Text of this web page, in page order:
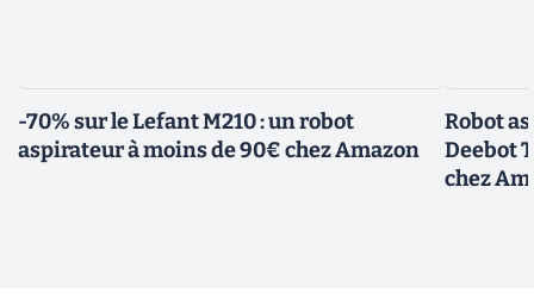
-70% sur le Lefant M210 : un robot
aspirateur à moins de 90€ chez Amazon
Robot
Deebot
chez